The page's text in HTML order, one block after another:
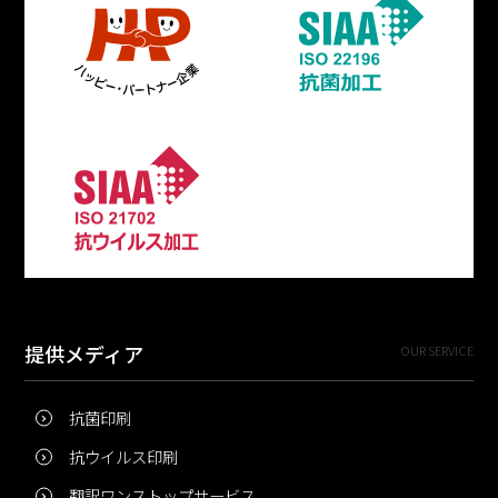
提供メディア OUR SERVICE
抗菌印刷
抗ウイルス印刷